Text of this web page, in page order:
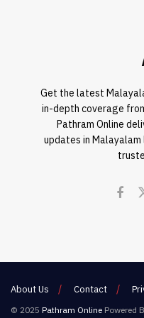
Get the latest
in-depth coverage
Pathram Online
updates in
About Us Contact
© 2025 Pathram Online Powered